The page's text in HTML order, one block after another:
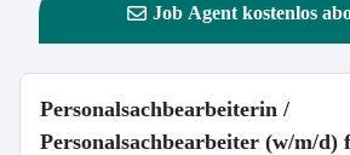
Job Agent kostenlos
Personalsachbearbeiterin /
Personalsachbearbeiter (w/m/d)